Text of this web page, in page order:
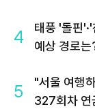
4
태풍 '돌핀
예상 경로는
5
"서울 여행
327회차 연